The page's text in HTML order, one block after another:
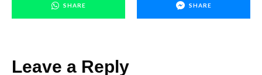
SHARE SHARE
Leave a Reply